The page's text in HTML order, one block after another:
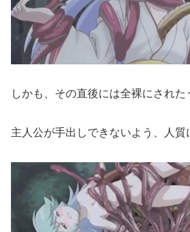
しかも、その直後には全裸にされた
主人公が手出しできないよう、人質